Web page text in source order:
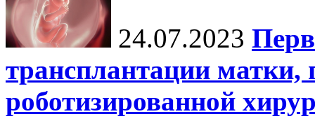
24.07.2023
трансплантации
роботизированной